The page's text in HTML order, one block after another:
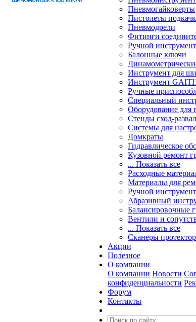
Пневмогайковерты
Пистолеты
Пневмодрели
Фитинги
Ручной инструмент
Балонные ключи
Инструмент для
Инструмент
Ручные
Специальный
Оборудование для
Стенды сход-
Системы для
Домкраты
Гидравлическое
Кузовной ремонт
... Показать все
Расходные
Материалы для
Ручной
Абразивный
Балансировочные
Вентили и
... Показать все
Сканеры
Акции
Полезное
О компании
О компании Новости
конфиденциальности
Форум
Контакты